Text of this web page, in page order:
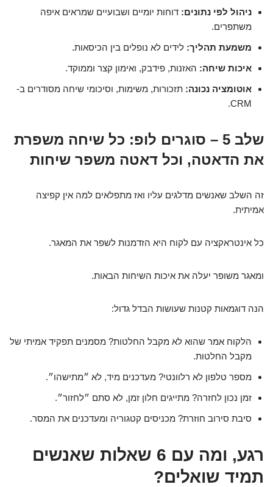
ניהול לפי נתונים: דוחות יומיים ושבועיים שמראים איפה
משתפרים.
משמעת תהליך: לידים לא נופלים בין הכיסאות.
איכות שיחה: האזנות, פידבק, ואימון קצר וממוקד.
אוטומציה נכונה: תזכורות, משימות, וסיכומי שיחה מסודרים ב-
CRM.
שלב 5 – סוגרים לופ: כל שיחה משפרת
את הדאטה, וכל דאטה משפר שיחות
זה השלב שאנשים מדלגים עליו ואז מתפלאים למה אין קפיצה
אמיתית.
כל אינטראקציה עם לקוח היא הזדמנות לשפר את המאגר.
ומאגר משופר יעלה את איכות השיחות הבאות.
הנה דוגמאות קטנות שעושות הבדל גדול:
הלקוח אמר שהוא לא מקבל החלטות? מסמנים תפקיד אמיתי של
מקבל החלטות.
מספר טלפון לא רלוונטי? מעדכנים מיד, לא ״מתישהו״.
זמן נכון לחזרה? מתייגים חלון זמן, לא סתם ״לחזור״.
סיבת סירוב חוזרת? מכניסים קטגוריה ומעדכנים את המסר.
רגע, ומה עם 6 שאלות שאנשים
תמיד שואלים?